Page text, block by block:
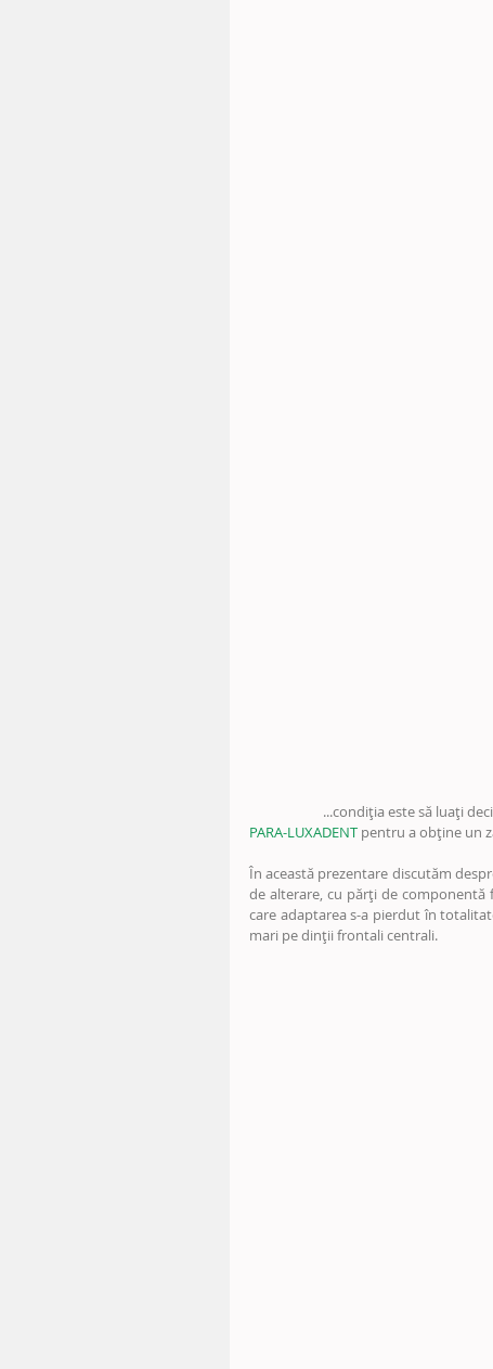
...condiția
PARA-LUXADENT pentru a obține un
În această prezentare discutăm
de alterare, cu părți de componentă
care adaptarea s-a pierdut în
mari pe dinții frontali centrali.